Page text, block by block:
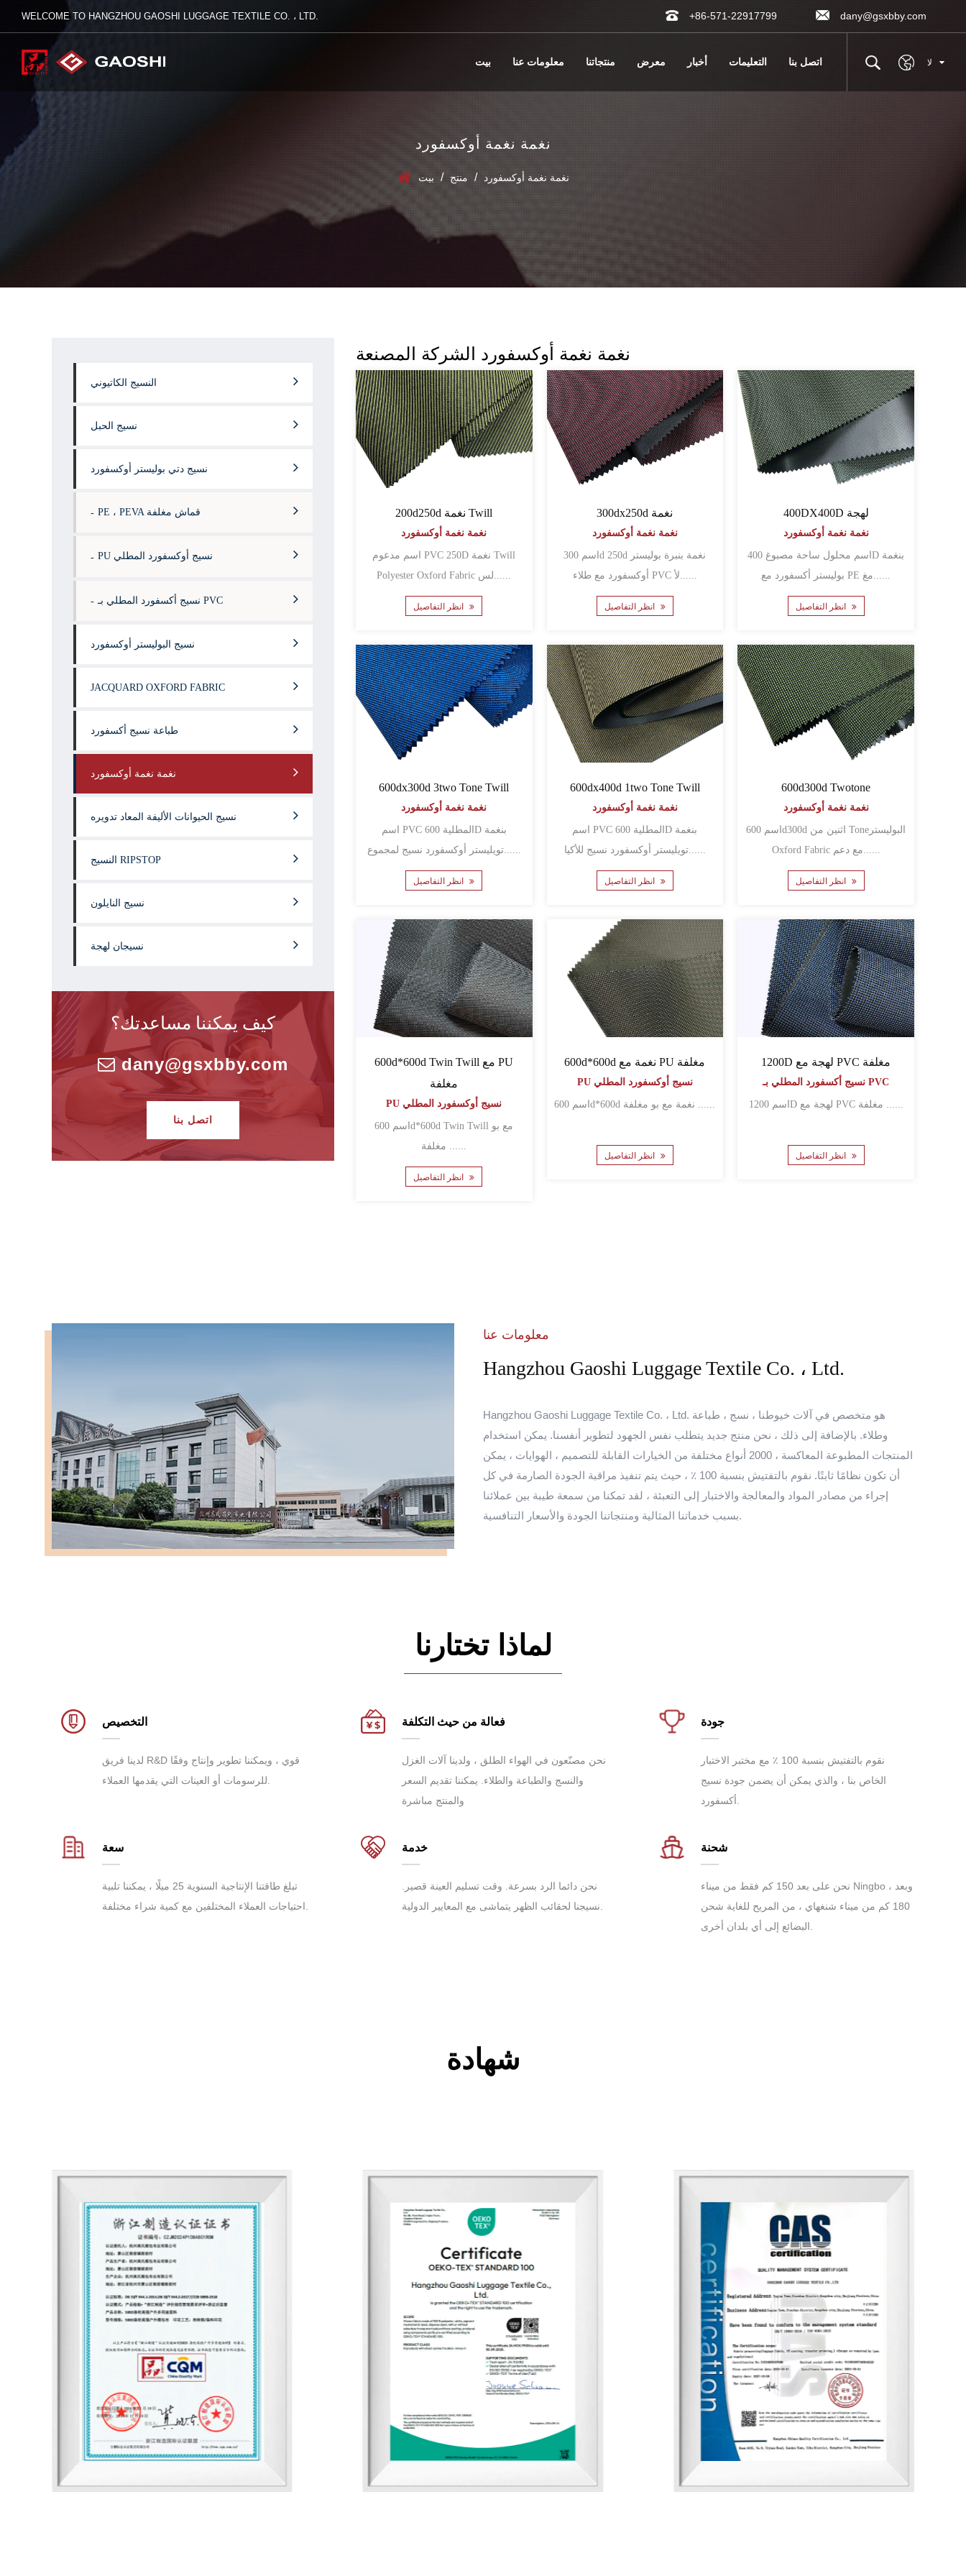
WELCOME TO HANGZHOU GAOSHI LUGGAGE TEXTILE CO. ، LTD. +86-571-22917799 dany@gsxbby.com
بيت معلومات عنا منتجاتنا معرض أخبار التعليمات اتصل بنا لا
نغمة نغمة أوكسفورد
بيت / منتج / نغمة نغمة أوكسفورد
النسيج الكاتيوني
نسيج الحبل
نسيج دتي بوليستر أوكسفورد
PE ، PEVA قماش مغلفة
PU نسيج أوكسفورد المطلي
نسيج أكسفورد المطلي بـ PVC
نسيج البوليستر أوكسفورد
JACQUARD OXFORD FABRIC
طباعة نسيج أكسفورد
نغمة نغمة أوكسفورد
نسيج الحيوانات الأليفة المعاد تدويره
النسيج RIPSTOP
نسيج النايلون
نسيجان لهجة
كيف يمكننا مساعدتك؟
dany@gsxbby.com
اتصل بنا
نغمة نغمة أوكسفورد الشركة المصنعة
200d250d نغمة Twill
نغمة نغمة أوكسفورد
اسم مدعوم PVC 250D نغمة Twill
300dx250d نغمة
نغمة نغمة أوكسفورد
اسم 300d 250d نغمة بنبرة بوليستر
400DX400D لهجة
نغمة نغمة أوكسفورد
اسم محلول ساحة مصبوغ 400D بنغمة
600dx300d 3two Tone Twill
نغمة نغمة أوكسفورد
اسم PVC المطلية 600D بنغمة
تويليستر أوكسفورد نسيج لمجموع......
600dx400d 1two Tone Twill
نغمة نغمة أوكسفورد
اسم PVC المطلية 600D بنغمة
تويليستر أوكسفورد نسيج للأكيا......
600d300d Twotone
نغمة نغمة أوكسفورد
اسم 600d300d اثنين من Toneالبوليستر
600d*600d Twin Twill مع PU
مغلفة
PU نسيج أوكسفورد المطلي
اسم 600d*600d Twin Twill مع بو
600d*600d نغمة مع PU مغلفة
PU نسيج أوكسفورد المطلي
انظر التفاصيل
1200D لهجة مع PVC مغلفة
نسيج أكسفورد المطلي بـ PVC
انظر التفاصيل
معلومات عنا
Hangzhou Gaoshi Luggage Textile Co. ، Ltd.
Hangzhou Gaoshi Luggage Textile Co. ، Ltd. هو متخصص في آلات خيوطنا ، نسج ، طباعة
وطلاء. بالإضافة إلى ذلك ، نحن منتج جديد يتطلب نفس الجهود لتطوير أنفسنا. يمكن استخدام
المنتجات المطبوعة المعاكسة ، 2000 أنواع مختلفة من الخيارات القابلة للتصميم ، الهوايات ، يمكن
أن تكون نظامًا ثابتًا. نقوم بالتفتيش بنسبة 100 ٪ ، حيث يتم تنفيذ مراقبة الجودة الصارمة في كل
إجراء من مصادر المواد والمعالجة والاختبار إلى التعبئة ، لقد تمكنا من سمعة طيبة بين عملائنا
بسبب خدماتنا المثالية ومنتجاتنا الجودة والأسعار التنافسية.
لماذا تختارنا
التخصيص
لدينا فريق R&D قوي ، ويمكننا تطوير وإنتاج وفقًا
فعالة من حيث التكلفة
نحن مصنّعون في الهواء الطلق ، ولدينا آلات الغزل
والنسج والطباعة والطلاء. يمكننا تقديم السعر
والمنتج مباشرة
جودة
نقوم بالتفتيش بنسبة 100 ٪ مع مختبر الاختبار
الخاص بنا ، والذي يمكن أن يضمن جودة نسيج
سعة
تبلغ طاقتنا الإنتاجية السنوية 25 ميلًا ، يمكننا تلبية
خدمة
نحن دائما الرد بسرعة. وقت تسليم العينة قصير.
شحنة
نحن على بعد 150 كم فقط من ميناء Ningbo ، وبعد
180 كم من ميناء شنغهاي ، من المريح للغاية شحن
شهادة